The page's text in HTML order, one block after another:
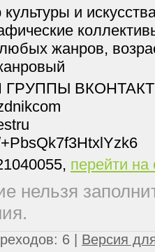
культуры и
жанров,
перейти на
нельзя
6 | Версия